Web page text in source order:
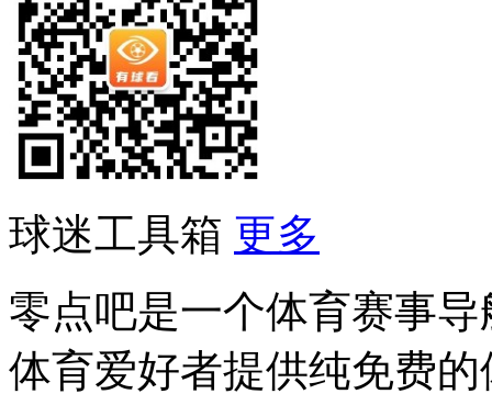
球迷工具箱 更多
零点吧是一个体育赛事
体育爱好者提供纯免费